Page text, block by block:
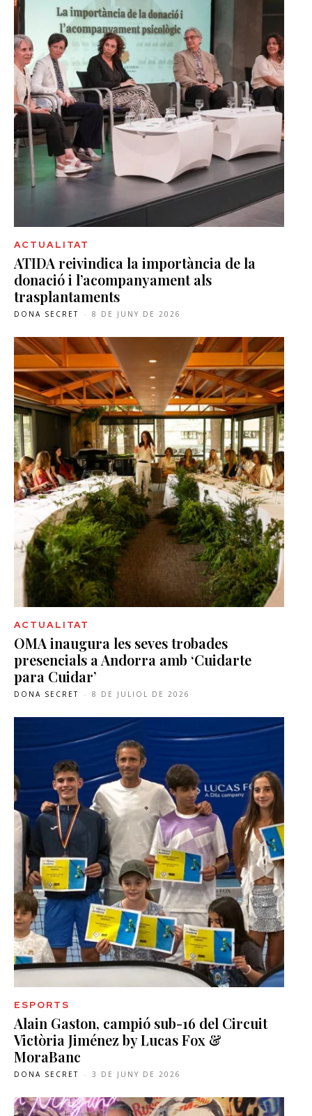
ACTUALITAT
ATIDA reivindica la importància de la
donació i l’acompanyament als
trasplantaments
DONA SECRET - 8 DE JUNY DE 2026
ACTUALITAT
OMA inaugura les seves trobades
presencials a Andorra amb ‘Cuidarte
para Cuidar’
DONA SECRET - 8 DE JULIOL DE 2026
ESPORTS
Alain Gaston, campió sub-16 del Circuit
Victòria Jiménez by Lucas Fox &
MoraBanc
DONA SECRET - 3 DE JUNY DE 2026